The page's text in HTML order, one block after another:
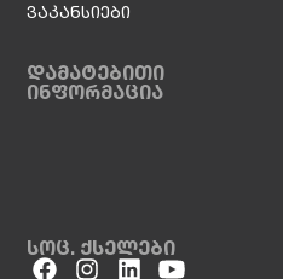
ვაკანსიები
დამატებითი
ინფორმაცია
სოც. ქსელები